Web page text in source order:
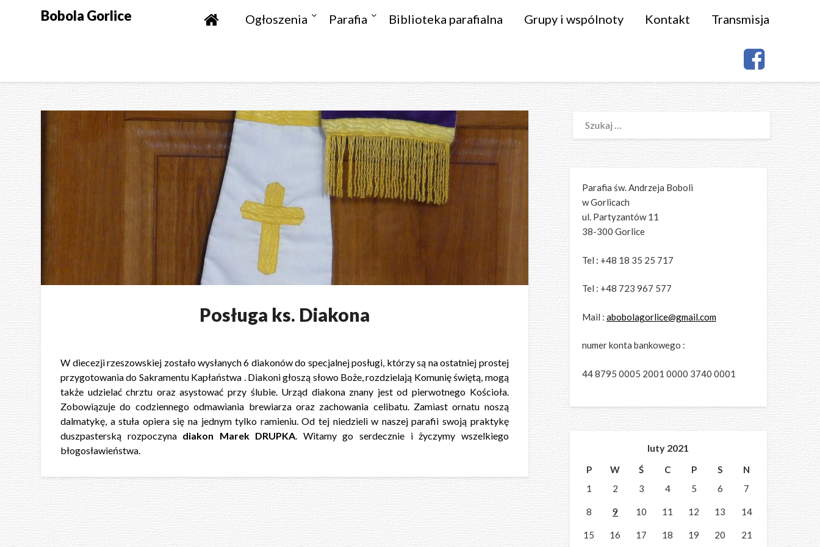
Bobola Gorlice Ogłoszenia Parafia Biblioteka parafialna Grupy i wspólnoty Kontakt Transmisja
Posługa ks. Diakona
W diecezji rzeszowskiej zostało wysłanych 6 diakonów do specjalnej posługi, którzy są na ostatniej prostej
przygotowania do Sakramentu Kapłaństwa . Diakoni głoszą słowo Boże, rozdzielają Komunię świętą, mogą
także udzielać chrztu oraz asystować przy ślubie. Urząd diakona znany jest od pierwotnego Kościoła.
Zobowiązuje do codziennego odmawiania brewiarza oraz zachowania celibatu. Zamiast ornatu noszą
dalmatykę, a stuła opiera się na jednym tylko ramieniu. Od tej niedzieli w naszej parafii swoją praktykę
duszpasterską rozpoczyna diakon Marek DRUPKA . Witamy go serdecznie i życzymy wszelkiego
błogosławieństwa.
Parafia św. Andrzeja Boboli
w Gorlicach
ul. Partyzantów 11
38-300 Gorlice
Tel : +48 18 35 25 717
Tel : +48 723 967 577
Mail : abobolagorlice@gmail.com
numer konta bankowego :
44 8795 0005 2001 0000 3740 0001
luty 2021
P W Ś C P S
N
1
2 3 4 5 6 7
8 9 10 11 12 13 14
15 16 17 18 19 20 21